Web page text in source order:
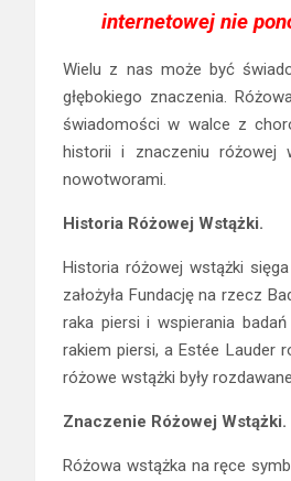
internetowej nie
Wielu z nas może być
głębokiego znaczenia.
świadomości w walce z
historii i znaczeniu różowej
nowotworami.
Historia Różowej Wstążki.
Historia różowej wstążki
założyła Fundację na rzecz
raka piersi i wspierania
rakiem piersi, a Estée Lauder
różowe wstążki były
Znaczenie Różowej Wstążki.
Różowa wstążka na ręce